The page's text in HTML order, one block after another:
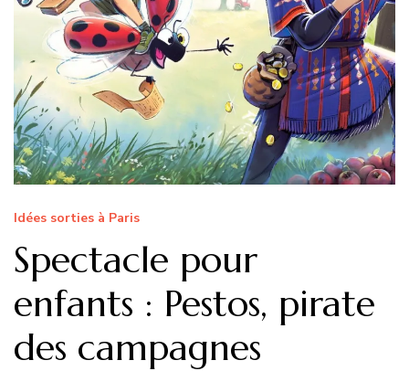
Idées sorties à Paris
Spectacle pour
enfants : Pestos, pirate
des campagnes